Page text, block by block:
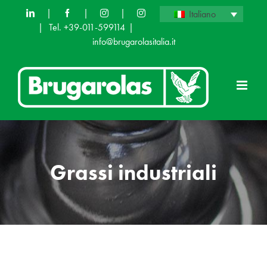
Italiano
| |
|
|
Tel. +39-011-599114 |
info@brugarolasitalia.it
Grassi industriali